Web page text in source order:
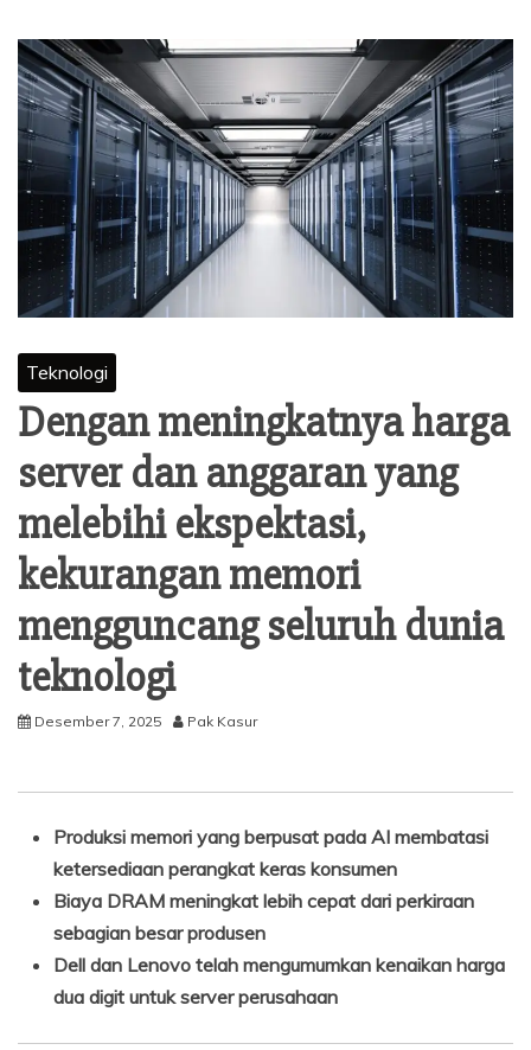
Teknologi
Dengan meningkatnya harga
server dan anggaran yang
melebihi ekspektasi,
kekurangan memori
mengguncang seluruh dunia
teknologi
Desember 7, 2025 Pak Kasur
Produksi memori yang berpusat pada AI membatasi
ketersediaan perangkat keras konsumen
Biaya DRAM meningkat lebih cepat dari perkiraan
sebagian besar produsen
Dell dan Lenovo telah mengumumkan kenaikan harga
dua digit untuk server perusahaan